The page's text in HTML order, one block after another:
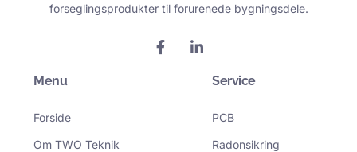
forseglingsprodukter til forurenede bygningsdele.
F
a
i
Menu
Forside
Om TWO Teknik
Service
PCB
Radonsikring